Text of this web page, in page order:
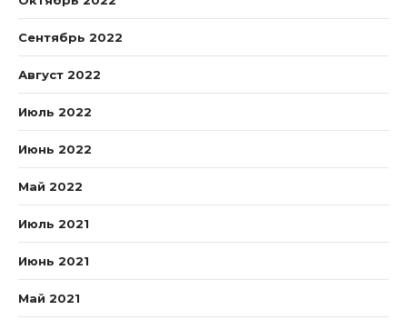
Сентябрь 2022
Август 2022
Июль 2022
Июнь 2022
Май 2022
Июль 2021
Июнь 2021
Май 2021